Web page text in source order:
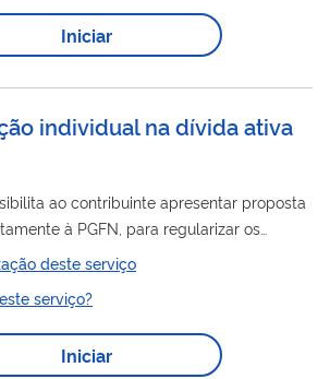
à instauração do procedimento de
pressupõe a regularidade quanto às
de ser instruído com documentação...
Iniciar
individual na dívida ativa
ao contribuinte apresentar proposta
à PGFN, para regularizar os
ativa da União e do FGTS. Atenção!
transação do contencioso judicial,
Benefícios A proposta
critério da PGFN, os seguintes
deste serviço
serviço?
Iniciar